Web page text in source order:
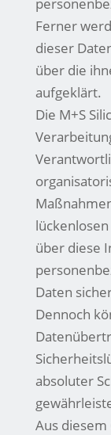
Ferner
dieser
über die
aufgeklärt.
Die M+S
über diese
Daten
Dennoch
absoluter
Aus